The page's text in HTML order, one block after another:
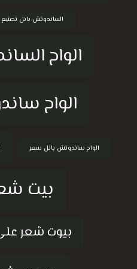
الساندوتش بانل تصنيع
الواح
الواح
الواح ساندوتش بانل سعر
بيت
بيوت شعر